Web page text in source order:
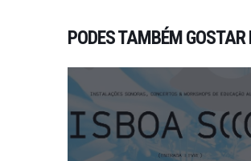
PODES TAMBÉM GOSTAR